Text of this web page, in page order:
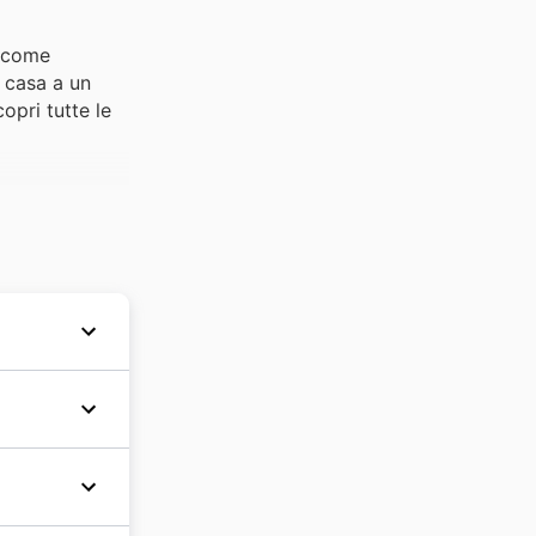
a un
tutte le
per
to